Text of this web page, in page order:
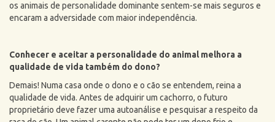
os animais de personalidade dominante sentem-se mais seguros e
encaram a adversidade com maior independência.
Conhecer e aceitar a personalidade do animal melhora a
qualidade de vida também do dono?
Demais! Numa casa onde o dono e o cão se entendem, reina a
qualidade de vida. Antes de adquirir um cachorro, o futuro
proprietário deve fazer uma autoanálise e pesquisar a respeito da